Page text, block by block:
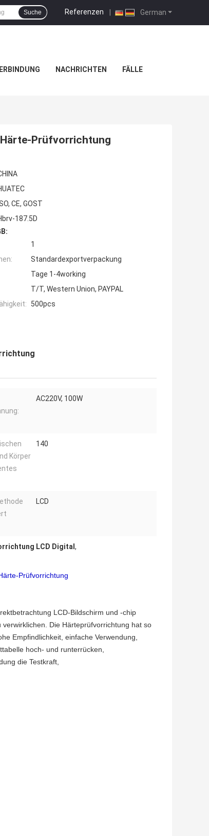
German
Referenzen |
Suche
NACHRICHTEN FÄLLE
Härte-Prüfvorrichtung
CE, GOST
187.5D
1
Standardexportverpackung
Tage 1-4working
T/T, Western Union, PAYPAL
500pcs
AC220V, 100W
Körper
140
LCD
LCD Digital ,
Prüfvorrichtung
LCD-Bildschirm und -chip
Die Härteprüfvorrichtung hat so
Empfindlichkeit, einfache Verwendung,
hoch- und runterrücken,
die Testkraft,